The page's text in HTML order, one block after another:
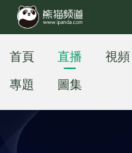
首頁 直播 視頻
專題
圖集